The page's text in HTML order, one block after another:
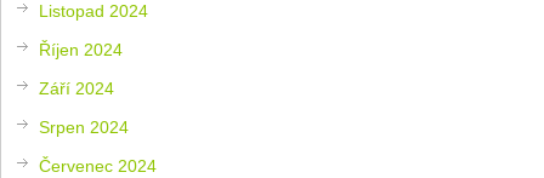
Listopad 2024
Říjen 2024
Září 2024
Srpen 2024
Červenec 2024